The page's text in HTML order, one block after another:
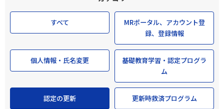
すべて
MRポータル、アカウント登
録、登録情報
個人情報・氏名変更
基礎教育学習・認定プログラ
ム
認定の更新 更新時救済プログラム